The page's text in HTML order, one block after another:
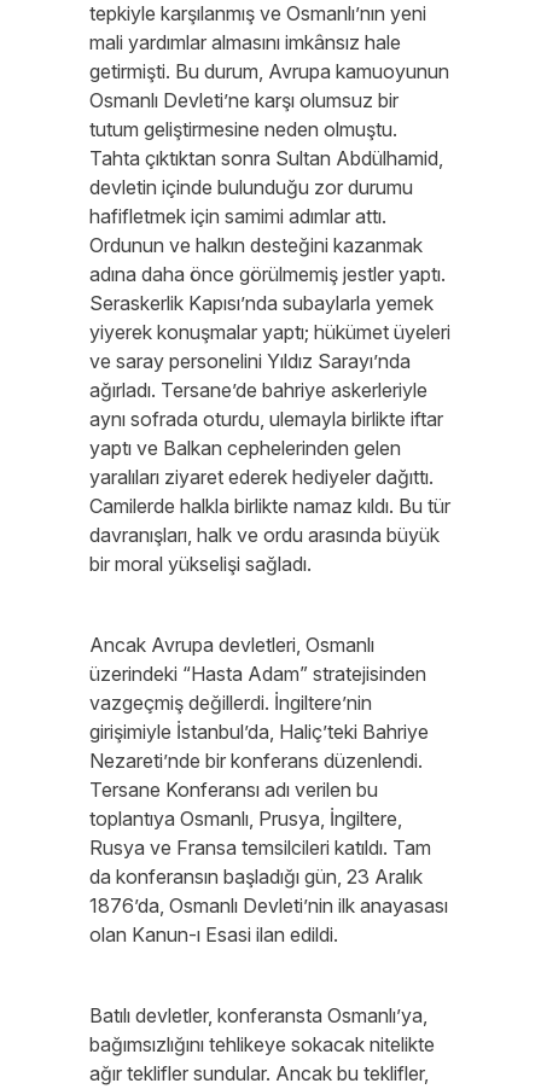
tepkiyle karşılanmış ve Osmanlı’nın yeni
mali yardımlar almasını imkânsız hale
getirmişti. Bu durum, Avrupa kamuoyunun
Osmanlı Devleti’ne karşı olumsuz bir
tutum geliştirmesine neden olmuştu.
Tahta çıktıktan sonra Sultan Abdülhamid,
devletin içinde bulunduğu zor durumu
hafifletmek için samimi adımlar attı.
Ordunun ve halkın desteğini kazanmak
adına daha önce görülmemiş jestler yaptı.
Seraskerlik Kapısı’nda subaylarla yemek
yiyerek konuşmalar yaptı; hükümet üyeleri
ve saray personelini Yıldız Sarayı’nda
ağırladı. Tersane’de bahriye askerleriyle
aynı sofrada oturdu, ulemayla birlikte iftar
yaptı ve Balkan cephelerinden gelen
yaralıları ziyaret ederek hediyeler dağıttı.
Camilerde halkla birlikte namaz kıldı. Bu tür
davranışları, halk ve ordu arasında büyük
bir moral yükselişi sağladı.
Ancak Avrupa devletleri, Osmanlı
üzerindeki “Hasta Adam” stratejisinden
vazgeçmiş değillerdi. İngiltere’nin
girişimiyle İstanbul’da, Haliç’teki Bahriye
Nezareti’nde bir konferans düzenlendi.
Tersane Konferansı adı verilen bu
toplantıya Osmanlı, Prusya, İngiltere,
Rusya ve Fransa temsilcileri katıldı. Tam
da konferansın başladığı gün, 23 Aralık
1876’da, Osmanlı Devleti’nin ilk anayasası
olan Kanun-ı Esasi ilan edildi.
Batılı devletler, konferansta Osmanlı’ya,
bağımsızlığını tehlikeye sokacak nitelikte
ağır teklifler sundular. Ancak bu teklifler,